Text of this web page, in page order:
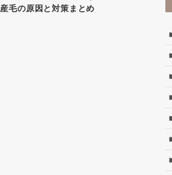
産毛の原因と対策まとめ